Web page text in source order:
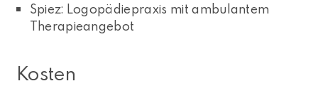
Spiez: Logopädiepraxis mit ambulantem
Therapieangebot
Kosten